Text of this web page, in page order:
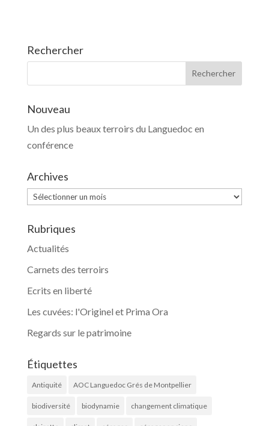
Rechercher
Nouveau
Un des plus beaux terroirs du Languedoc en
conférence
Archives
Archives
Rubriques
Actualités
Carnets des terroirs
Ecrits en liberté
Les cuvées: l'Originel et Prima Ora
Regards sur le patrimoine
Étiquettes
Antiquité AOC Languedoc Grés de Montpellier
biodiversité biodynamie changement climatique